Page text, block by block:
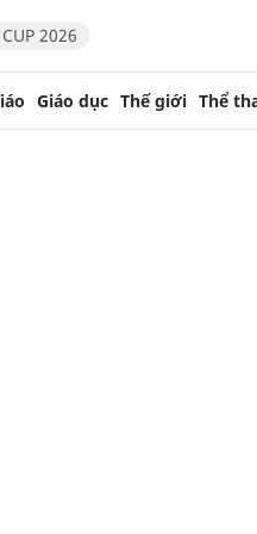
2026
Giáo dục Thế giới Thể